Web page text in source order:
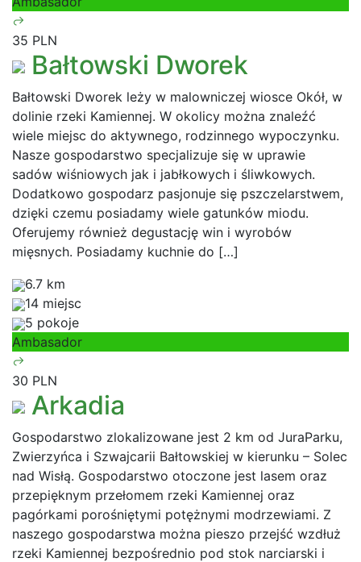
35 PLN
Bałtowski Dworek
Bałtowski Dworek leży w malowniczej wiosce Okół, w
dolinie rzeki Kamiennej. W okolicy można znaleźć
wiele miejsc do aktywnego, rodzinnego wypoczynku.
Nasze gospodarstwo specjalizuje się w uprawie
sadów wiśniowych jak i jabłkowych i śliwkowych.
Dodatkowo gospodarz pasjonuje się pszczelarstwem,
dzięki czemu posiadamy wiele gatunków miodu.
Oferujemy również degustację win i wyrobów
mięsnych. Posiadamy kuchnie do […]
6.7 km
14 miejsc
5 pokoje
Ambasador
30 PLN
Arkadia
Gospodarstwo zlokalizowane jest 2 km od JuraParku,
Zwierzyńca i Szwajcarii Bałtowskiej w kierunku – Solec
nad Wisłą. Gospodarstwo otoczone jest lasem oraz
przepięknym przełomem rzeki Kamiennej oraz
pagórkami porośniętymi potężnymi modrzewiami. Z
naszego gospodarstwa można pieszo przejść wzdłuż
rzeki Kamiennej bezpośrednio pod stok narciarski i